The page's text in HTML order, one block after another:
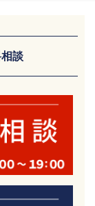
談